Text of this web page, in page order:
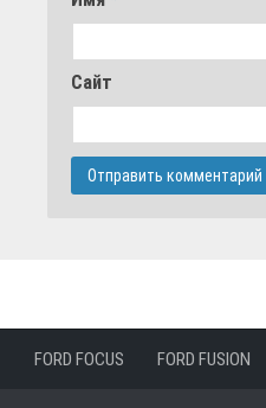
Сайт
FORD FOCUS FORD FUSION